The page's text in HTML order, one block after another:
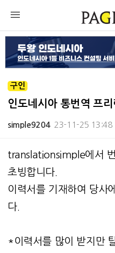
구인
인도네시아 통번역 프
simple9204 23-11-25 13:48
본문
translationsimple에서
초빙합니다.
이력서를 기재하여 당사
다.
*이력서를 많이 받지만